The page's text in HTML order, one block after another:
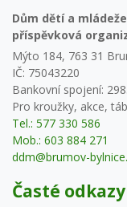
Dům dětí a
příspěvková
Mýto 184, 763 31
IČ: 75043220
Bankovní spojení:
Pro kroužky, akce,
Tel.: 577 330 586
Mob.: 603 884 271
ddm@brumov-
Časté odkazy